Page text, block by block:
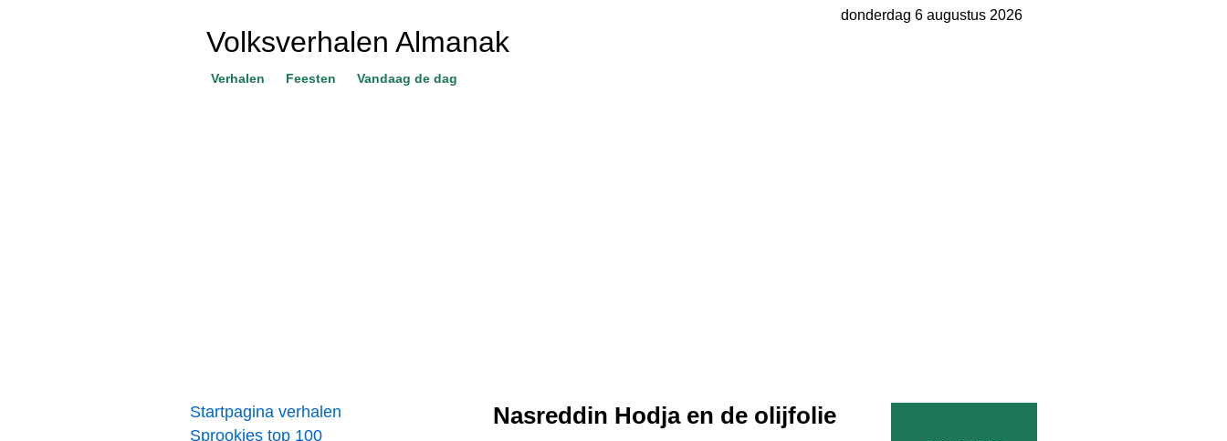
donderdag 6 augustus 2026
Volksverhalen Almanak
Verhalen Feesten Vandaag de dag
Startpagina verhalen
Sprookjes top 100
Nasreddin Hodja en de olijfolie